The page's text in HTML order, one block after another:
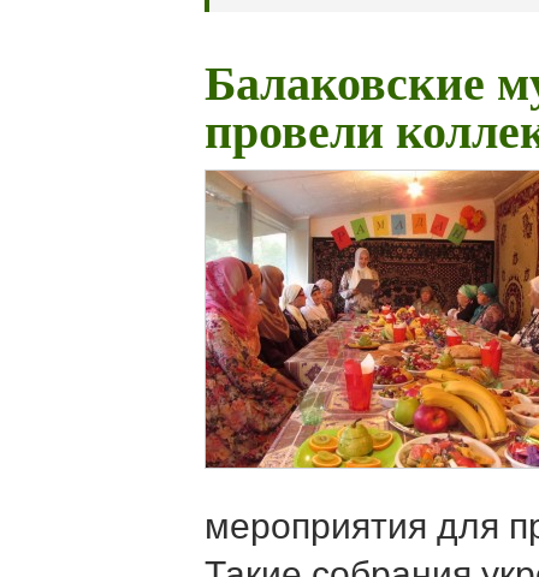
Балаковские
провели
мероприятия для